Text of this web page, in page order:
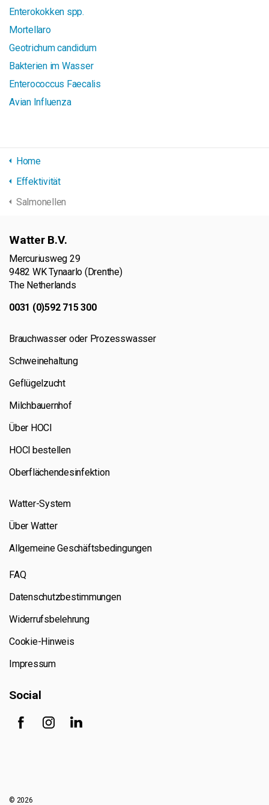
Enterokokken spp.
Mortellaro
Geotrichum candidum
Bakterien im Wasser
Enterococcus Faecalis
Avian Influenza
Home
Effektivität
Salmonellen
Watter B.V.
Mercuriusweg 29
9482 WK Tynaarlo (Drenthe)
The Netherlands
0031 (0)592 715 300
Brauchwasser oder Prozesswasser
Schweinehaltung
Geflügelzucht
Milchbauernhof
Über HOCl
HOCl bestellen
Oberflächendesinfektion
Watter-System
Über Watter
Allgemeine Geschäftsbedingungen
FAQ
Datenschutzbestimmungen
Widerrufsbelehrung
Cookie-Hinweis
Impressum
Social
© 2026